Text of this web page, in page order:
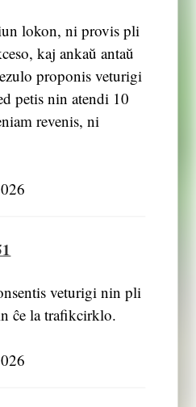
lokon, ni provis pli
kaj ankaŭ antaŭ
proponis veturigi
petis nin atendi 10
revenis, ni
veturigi nin pli
ĉe la trafikcirklo.